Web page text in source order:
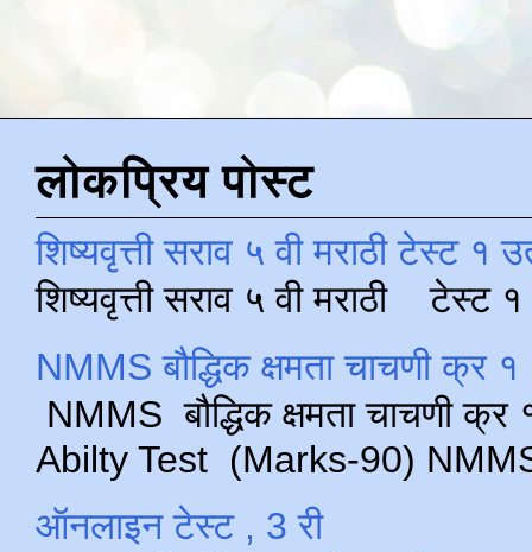
लोकप्रिय पोस्ट
शिष्यवृत्ती सराव ५ वी मराठी टेस्ट १
शिष्यवृत्ती सराव ५ वी मराठी टेस्ट
NMMS बौद्धिक क्षमता चाचणी क्र
NMMS बौद्धिक क्षमता चाचणी
Abilty Test (Marks-90) NMMS
ऑनलाइन टेस्ट , 3 री